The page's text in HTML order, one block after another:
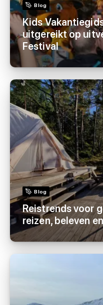
Blog
Kids
uitgereikt op
Festival
Blog
Reistrends voor
reizen, beleven